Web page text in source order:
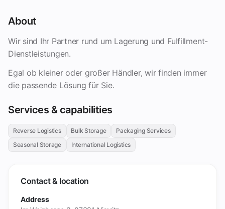
About
Wir sind Ihr Partner rund um Lagerung und Fulfillment-
Dienstleistungen.
Egal ob kleiner oder großer Händler, wir finden immer
die passende Lösung für Sie.
Services & capabilities
Reverse Logistics Bulk Storage
Packaging Services
Seasonal Storage
International Logistics
Contact & location
Address